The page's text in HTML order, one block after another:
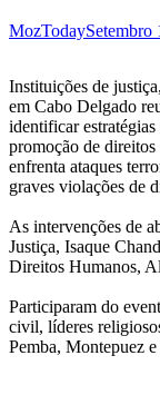
MozTodaySetembro
Instituições de
em Cabo Delgado
identificar
promoção de
enfrenta ataques
graves violações de
As intervenções de
Justiça, Isaque
Direitos Humanos,
Participaram do
civil, líderes
Pemba, Montepuez